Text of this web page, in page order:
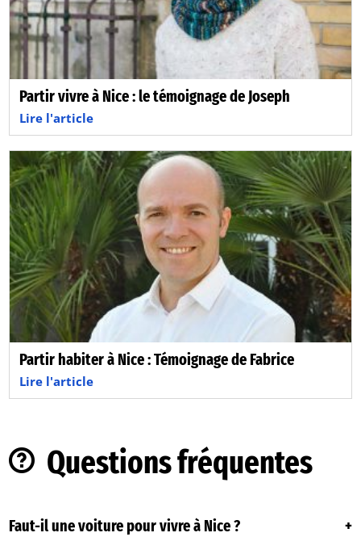
Partir vivre à Nice : le témoignage de Joseph
Lire l'article
Partir habiter à Nice : Témoignage de Fabrice
Lire l'article
Questions fréquentes
Faut-il une voiture pour vivre à Nice ?